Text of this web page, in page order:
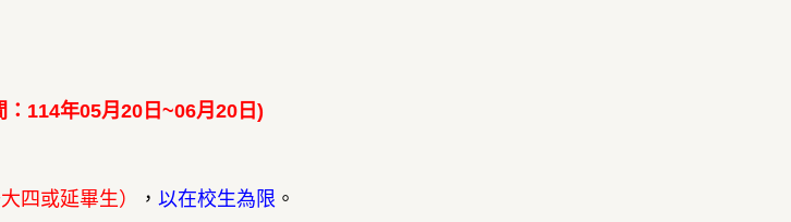
：114年05月20日~06月20日)
四或延畢生） ，以在校生為限 。